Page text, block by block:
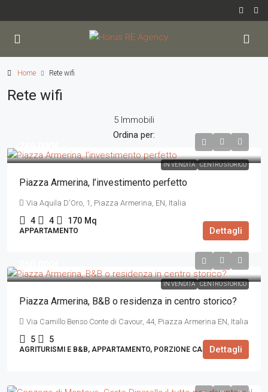
Home Rete wifi
Rete wifi
5 Immobili
Ordina per:
IN VENDITA CENTRO STORICO
Piazza Armerina, l’investimento perfetto
Via Aquila D'Oro, 1, Piazza Armerina, EN, Italia
4 4 170 Mq
APPARTAMENTO Dettagli
IN VENDITA CENTRO STORICO
Piazza Armerina, B&B o residenza in centro storico?
Via Camillo Benso Conte di Cavour, 44, Piazza Armerina EN, Italia
5 5
AGRITURISMI E B&B, APPARTAMENTO, PORZIONE CASA STORICA
Dettagli